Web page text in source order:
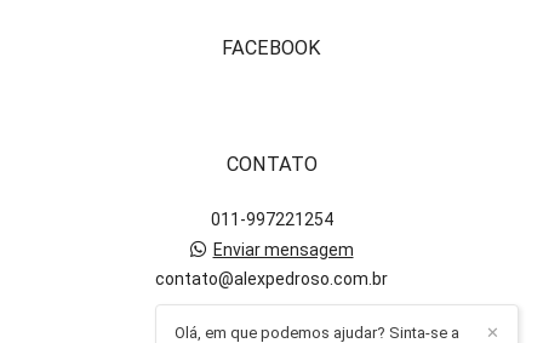
FACEBOOK
CONTATO
011-997221254
Enviar mensagem
contato@alexpedroso.com.br
✕
Olá, em que podemos ajudar? Sinta-se a